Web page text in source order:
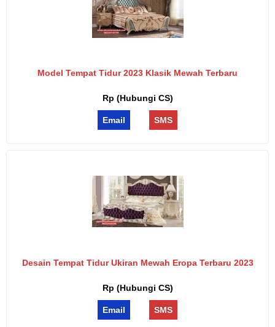
Model Tempat Tidur 2023 Klasik Mewah Terbaru
Rp (Hubungi CS)
Email SMS
Desain Tempat Tidur Ukiran Mewah Eropa Terbaru 2023
Rp (Hubungi CS)
Email SMS